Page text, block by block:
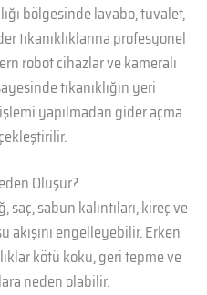
bölgesinde lavabo, tuvalet,
tıkanıklıklarına profesyonel
robot cihazlar ve kameralı
tıkanıklığın yeri
yapılmadan gider açma
Oluşur?
sabun kalıntıları, kireç ve
akışını engelleyebilir. Erken
kötü koku, geri tepme ve
neden olabilir.